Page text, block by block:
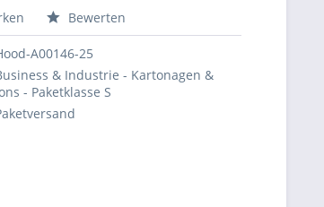
Bewerten
A00146-25
& Industrie - Kartonagen &
- Paketklasse S